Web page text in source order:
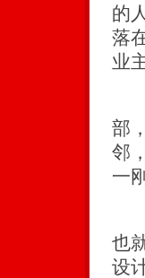
的
落
业
部
邻
一
“
也
设